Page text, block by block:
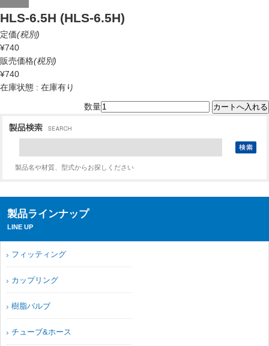
HLS-6.5H (HLS-6.5H)
定価(税別)
¥740
販売価格(税別)
¥740
在庫状態 : 在庫有り
数量
製品名や材質、型式からお探しください
製品ラインナップ
LINE UP
フィッティング
カップリング
樹脂バルブ
チューブ&ホース